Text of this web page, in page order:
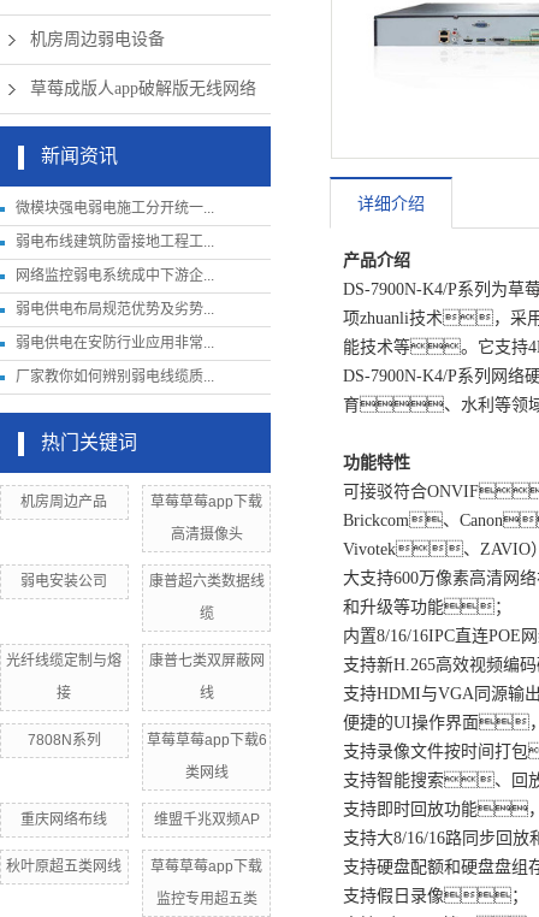
机房周边弱电设备
草莓成版人app破解版无线网络
新闻资讯
微模块强电弱电施工分开统一...
弱电布线建筑防雷接地工程工...
网络监控弱电系统成中下游企...
弱电供电布局规范优势及劣势...
弱电供电在安防行业应用非常...
厂家教你如何辨别弱电线缆质...
热门关键词
机房周边产品
草莓草莓app下载
高清摄像头
弱电安装公司
康普超六类数据线
缆
光纤线缆定制与熔
接
康普七类双屏蔽网
线
7808N系列
草莓草莓app下载6
类网线
重庆网络布线 维盟千兆双频AP
秋叶原超五类网线
草莓草莓app下载
监控专用超五类
详细介绍
产品介绍
DS-7900N-K4/P系列为
项zhuanli技术，采
能技术等。它支持
DS-7900N-K4/P系列
育、水利等领
功能特性
可接驳符合
Brickcom、
Vivotek、
大支持600万像素高清
和升级等功能；
内置8/16/16IPC直连
支持新H.265高效视频
支持HDMI与VGA同源
便捷的UI操作界面
支持录像文件按时间打
支持智能搜索、回
支持即时回放功能
支持大8/16/16路同步回
支持硬盘配额和硬盘盘
支持假日录像；